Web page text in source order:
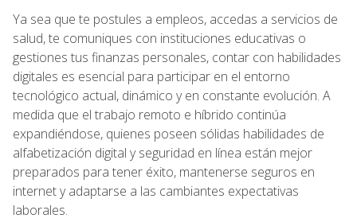
Ya sea que te postules a empleos, accedas a servicios de
salud, te comuniques con instituciones educativas o
gestiones tus finanzas personales, contar con habilidades
digitales es esencial para participar en el entorno
tecnológico actual, dinámico y en constante evolución. A
medida que el trabajo remoto e híbrido continúa
expandiéndose, quienes poseen sólidas habilidades de
alfabetización digital y seguridad en línea están mejor
preparados para tener éxito, mantenerse seguros en
internet y adaptarse a las cambiantes expectativas
laborales.